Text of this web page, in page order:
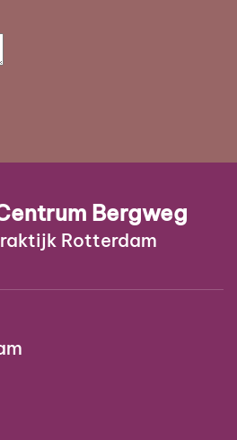
Bergweg
Rotterdam